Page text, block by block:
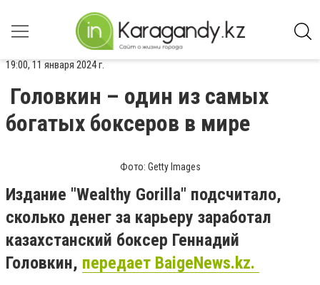
19:00, 11 января 2024 г.
Головкин – один из самых
богатых боксеров в мире
Фото: Getty Images
Издание "Wealthy Gorilla" подсчитало,
сколько денег за карьеру заработал
казахстанский боксер Геннадий
Головкин, передает BaigeNews.kz.